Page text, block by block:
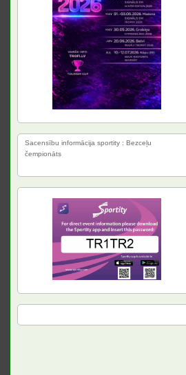
Sacensību informācija sportity : Bezceļu
čempionāts